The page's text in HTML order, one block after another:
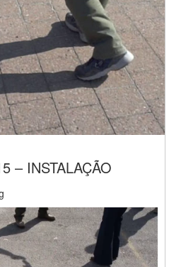
– INSTALAÇÃO